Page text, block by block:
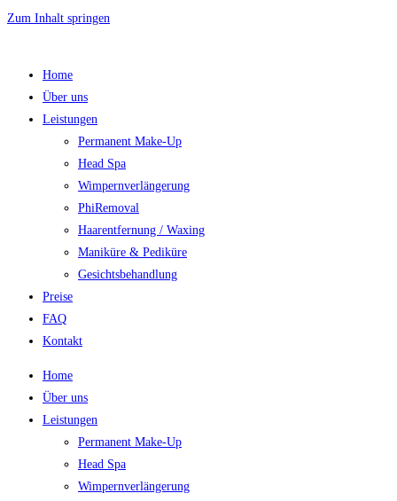
Zum Inhalt springen
Home
Über uns
Leistungen
Permanent Make-Up
Head Spa
Wimpernverlängerung
PhiRemoval
Haarentfernung / Waxing
Maniküre & Pediküre
Gesichtsbehandlung
Preise
FAQ
Kontakt
Home
Über uns
Leistungen
Permanent Make-Up
Head Spa
Wimpernverlängerung